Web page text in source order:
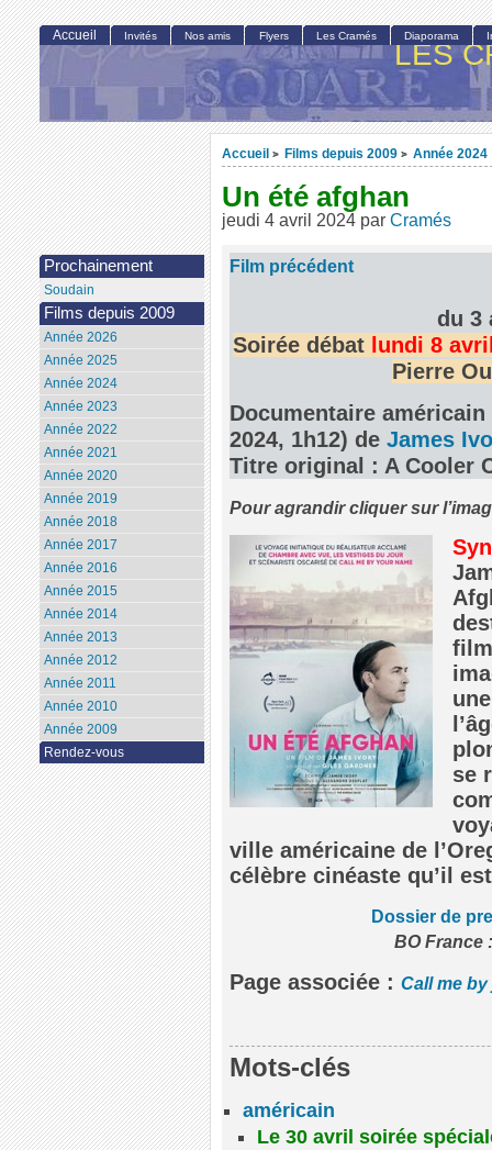
LES
Accueil > Films depuis 2009 > Année 2024
Un été afghan
jeudi 4 avril 2024 par Cramés
Film précédent
du 3
Soirée débat lundi 8
Pierre
Documentaire
2024, 1h12) de James
Titre original : A Cooler
Pour agrandir cliquer sur
se
ville américaine de
célèbre cinéaste qu’il
Dossier de
BO France
Page associée : Call me
Mots-clés
américain
Le 30 avril soirée
Accueil Invités Nos amis Flyers Les Cramés Diaporama
Prochainement
Soudain
Films depuis 2009
Année 2026
Année 2025
Année 2024
Année 2023
Année 2022
Année 2021
Année 2020
Année 2019
Année 2018
Année 2017
Année 2016
Année 2015
Année 2014
Année 2013
Année 2012
Année 2011
Année 2010
Année 2009
Rendez-vous